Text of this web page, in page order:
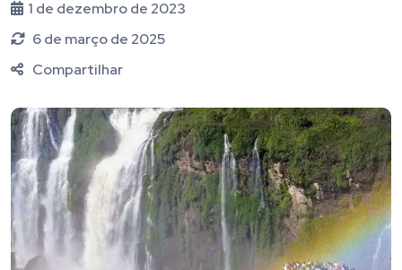
1 de dezembro de 2023
6 de março de 2025
Compartilhar